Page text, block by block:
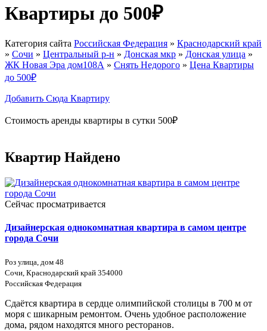
Квартиры до 500₽
Категория сайта Российская Федерация » Краснодарский край
» Сочи » Центральный р-н » Донская мкр » Донская улица »
ЖК Новая Эра дом108А » Снять Недорого » Цена Квартиры
до 500₽
Добавить Сюда Квартиру
Стоимость аренды квартиры в сутки 500₽
Квартир Найдено
Сейчас просматривается
Дизайнерская однокомнатная квартира в самом центре
города Сочи
Роз улица, дом 48
Сочи, Краснодарский край 354000
Российская Федерация
Сдаётся квартира в сердце олимпийской столицы в 700 м от
моря с шикарным ремонтом. Очень удобное расположение
дома, рядом находятся много ресторанов.